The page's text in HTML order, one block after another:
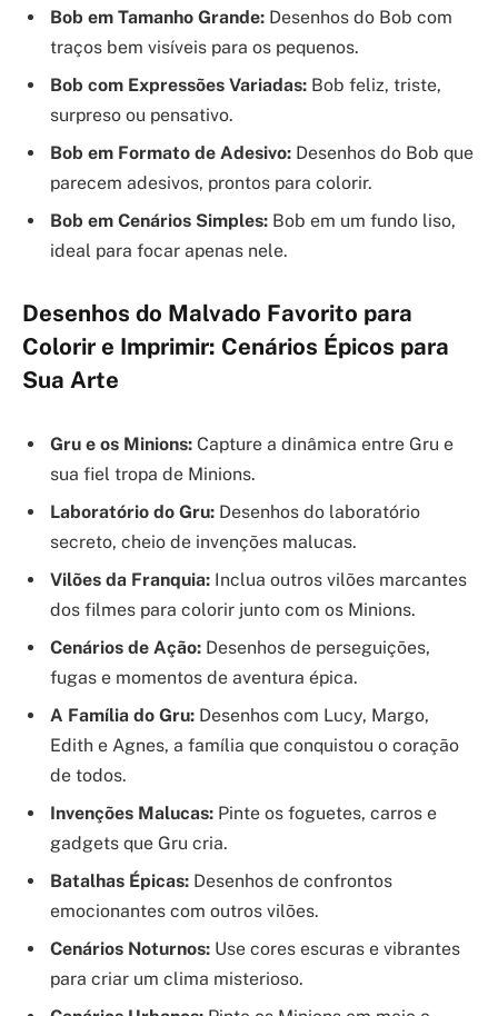
Bob em Tamanho Grande: Desenhos do Bob com
traços bem visíveis para os pequenos.
Bob com Expressões Variadas: Bob feliz, triste,
surpreso ou pensativo.
Bob em Formato de Adesivo: Desenhos do Bob que
parecem adesivos, prontos para colorir.
Bob em Cenários Simples: Bob em um fundo liso,
ideal para focar apenas nele.
Desenhos do Malvado Favorito para
Colorir e Imprimir: Cenários Épicos para
Sua Arte
Gru e os Minions: Capture a dinâmica entre Gru e
sua fiel tropa de Minions.
Laboratório do Gru: Desenhos do laboratório
secreto, cheio de invenções malucas.
Vilões da Franquia: Inclua outros vilões marcantes
dos filmes para colorir junto com os Minions.
Cenários de Ação: Desenhos de perseguições,
fugas e momentos de aventura épica.
A Família do Gru: Desenhos com Lucy, Margo,
Edith e Agnes, a família que conquistou o coração
de todos.
Invenções Malucas: Pinte os foguetes, carros e
gadgets que Gru cria.
Batalhas Épicas: Desenhos de confrontos
emocionantes com outros vilões.
Cenários Noturnos: Use cores escuras e vibrantes
para criar um clima misterioso.